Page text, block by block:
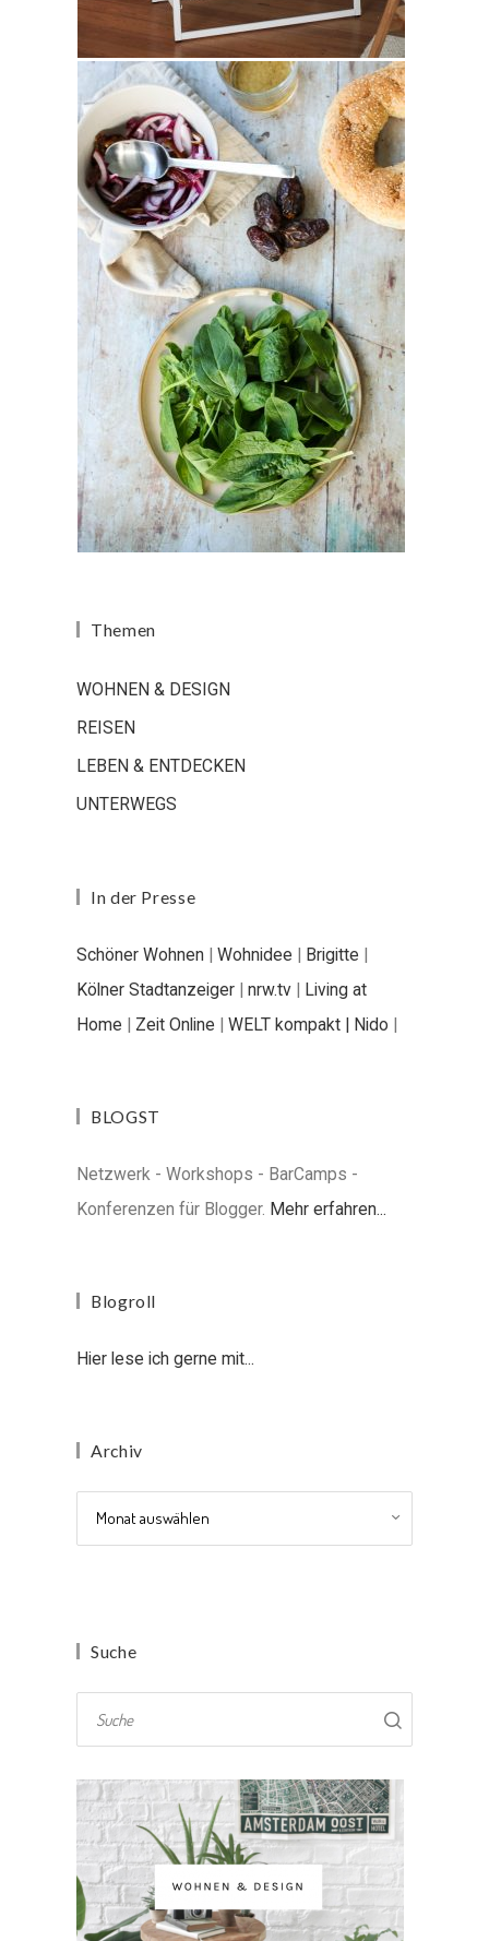
Themen
WOHNEN & DESIGN
REISEN
LEBEN & ENTDECKEN
UNTERWEGS
In der Presse
Schöner Wohnen | Wohnidee | Brigitte |
Kölner Stadtanzeiger | nrw.tv | Living at
Home | Zeit Online | WELT kompakt | Nido |
BLOGST
Netzwerk - Workshops - BarCamps -
Konferenzen für Blogger. Mehr erfahren...
Blogroll
Hier lese ich gerne mit...
Archiv
Suche